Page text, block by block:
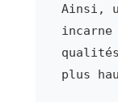
Ainsi,
plus